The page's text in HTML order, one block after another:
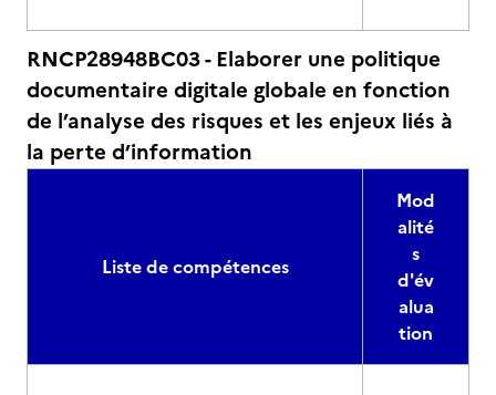
RNCP28948BC03 - Elaborer une politique
documentaire digitale globale en fonction
de l’analyse des risques et les enjeux liés à
la perte d’information
Liste de compétences
Mod
alité
s
d'év
alua
tion